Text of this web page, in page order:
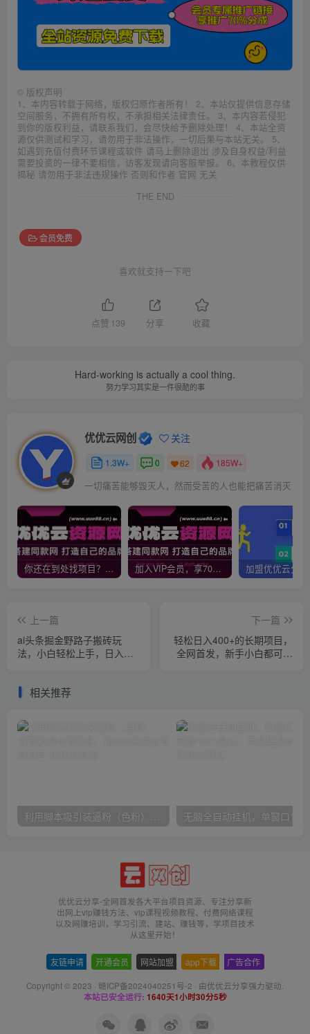
© 版权声明
1、本内容转载于网络，版权归原作者所有！ 2、本站仅提供信息存储
空间服务，不拥有所有权，不承担相关法律责任。 3、本内容若侵犯
到你的版权利益，请联系我们，会尽快给予删除处理！ 4、本站全资
源仅供测试和学习，请勿用于非法操作，一切后果与本站无关。 5、
如遇到充值付费环节课程或软件 请马上删除退出 涉及自身权益/利益
需要投资的一律不要相信，访客发现请向客服举报。 6、本教程仅供
揭秘 请勿用于非法违规操作 否则和作者 官网 无关
THE END
会员免费
喜欢就支持一下吧
点赞 139 分享 收藏
Hard-working is actually a cool thing.
努力学习其实是一件很酷的事
优优云网创 关注
1.3W+ 0 62 185W+
一切痛苦能够毁灭人，然而受苦的人也能把痛苦消灭
你还在到处找项目？还在当韭菜？我靠网创资源站一个月收入5万+，曾经我也是个失败者。 加入VIP会员，享70%的推广提成，免费学习多种网上创业课程，菜鸟秒变大神！
上一篇
ai头条掘金野路子搬砖玩
法，小白轻松上手，日入
下一篇
轻松日入400+的长期项目，
全网首发，新手小白都可月
相关推荐
优优云分享-全网首发各大平台项目资源、专注分享新
出网上vip赚钱方法、vip课程视频教程、付费网络课程
以及网赚培训，学习引流、建站、赚钱等，学项目技术
从这里开始！
友链申请 开通会员 网站加盟 app下载 广告合作
Copyright © 2023 · 赣ICP备2024040251号-2 · 由优优云分享强力驱动.
本站已安全运行: 1640天1小时30分5秒